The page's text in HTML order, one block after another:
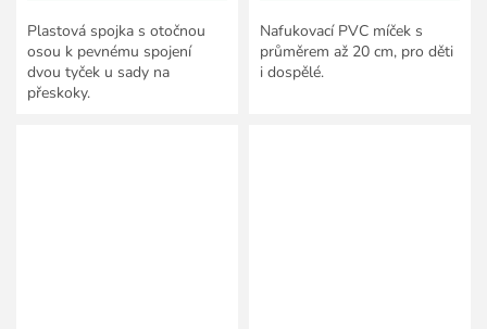
Plastová spojka s otočnou
osou k pevnému spojení
dvou tyček u sady na
přeskoky.
Nafukovací PVC míček s
průměrem až 20 cm, pro děti
i dospělé.